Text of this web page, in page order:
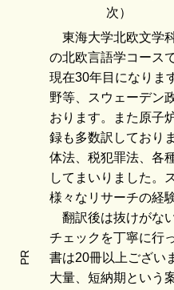
次）
PR
東海大学北欧文学
の北欧言語学コース
現在30年目になりま
野等、スウェーデン
おります。また原子
録も多数訳しており
体法、税犯罪法、各
してまいりました。
様々なリサーチの経
翻訳後は抜けがな
チェックを丁寧に行
書は20冊以上ござい
大量、短納期という